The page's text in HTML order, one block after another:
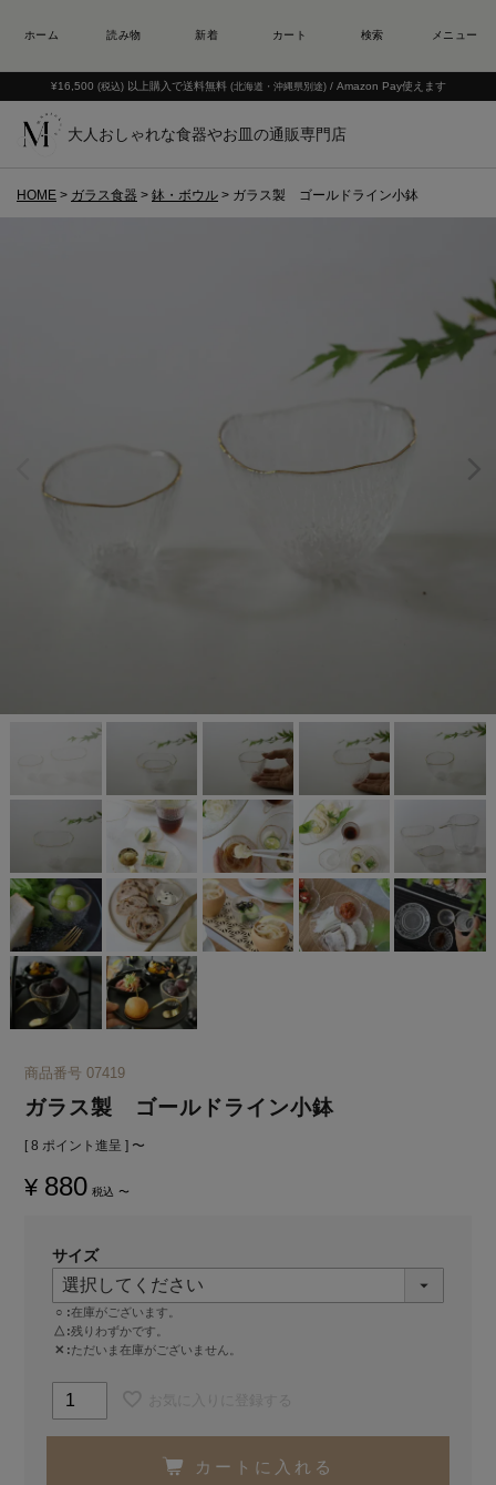
¥16,500 (税込) 以上購入で送料無料 (北海道・沖縄県別途) / Amazon Pay使えます
大人おしゃれな食器やお皿の通販専門店
HOME ガラス食器 鉢・ボウル ガラス製 ゴールドライン小鉢
商品番号 07419
ガラス製 ゴールドライン小鉢
[ 8 ポイント進呈 ] 〜
¥ 880 税込 〜
サイズ
○
在庫がございます。
△ 残りわずかです。
✕
ただいま在庫がございません。
カートに入れる